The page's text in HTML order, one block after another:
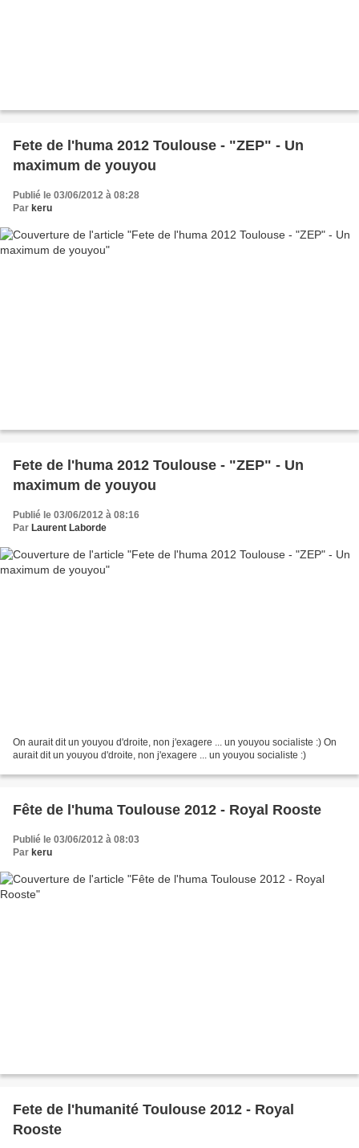
Fete de l'huma 2012 Toulouse - "ZEP" - Un
maximum de youyou
Publié le 03/06/2012 à 08:28
Par keru
Fete de l'huma 2012 Toulouse - "ZEP" - Un
maximum de youyou
Publié le 03/06/2012 à 08:16
Par Laurent Laborde
On aurait dit un youyou d'droite, non j'exagere ... un youyou socialiste :) On
aurait dit un youyou d'droite, non j'exagere ... un youyou socialiste :)
Fête de l'huma Toulouse 2012 - Royal Rooste
Publié le 03/06/2012 à 08:03
Par keru
Fete de l'humanité Toulouse 2012 - Royal
Rooste